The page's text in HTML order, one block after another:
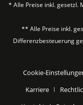
* Alle Preise inkl. gesetzl.
** Alle Preise inkl.
Differenzbesteuerung
Cookie-
Karriere